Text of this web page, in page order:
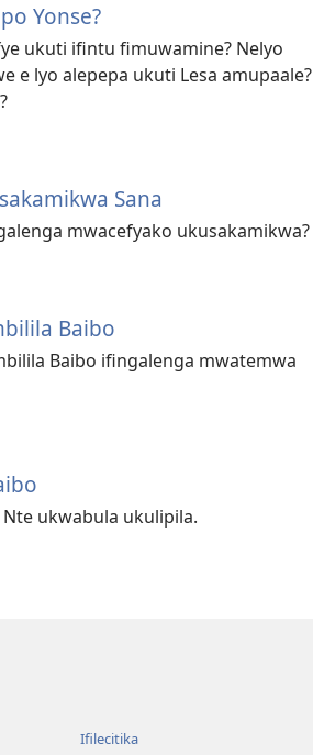
Yonse?
ukuti ifintu fimuwamine? Nelyo
e lyo alepepa ukuti Lesa amupaale?
Sana
mwacefyako ukusakamikwa?
Baibo
Baibo ifingalenga mwatemwa
ukwabula ukulipila.
Ifilecitika